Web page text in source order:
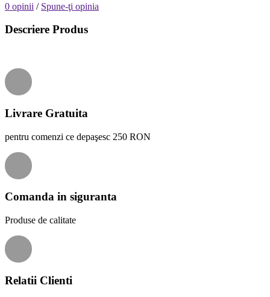
0 opinii / Spune-ţi opinia
Descriere Produs
Livrare Gratuita
pentru comenzi ce depaşesc 250 RON
Comanda in siguranta
Produse de calitate
Relatii Clienti